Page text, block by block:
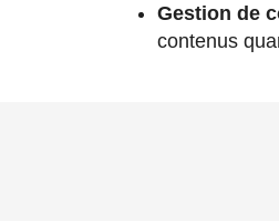
Gestion de
contenus